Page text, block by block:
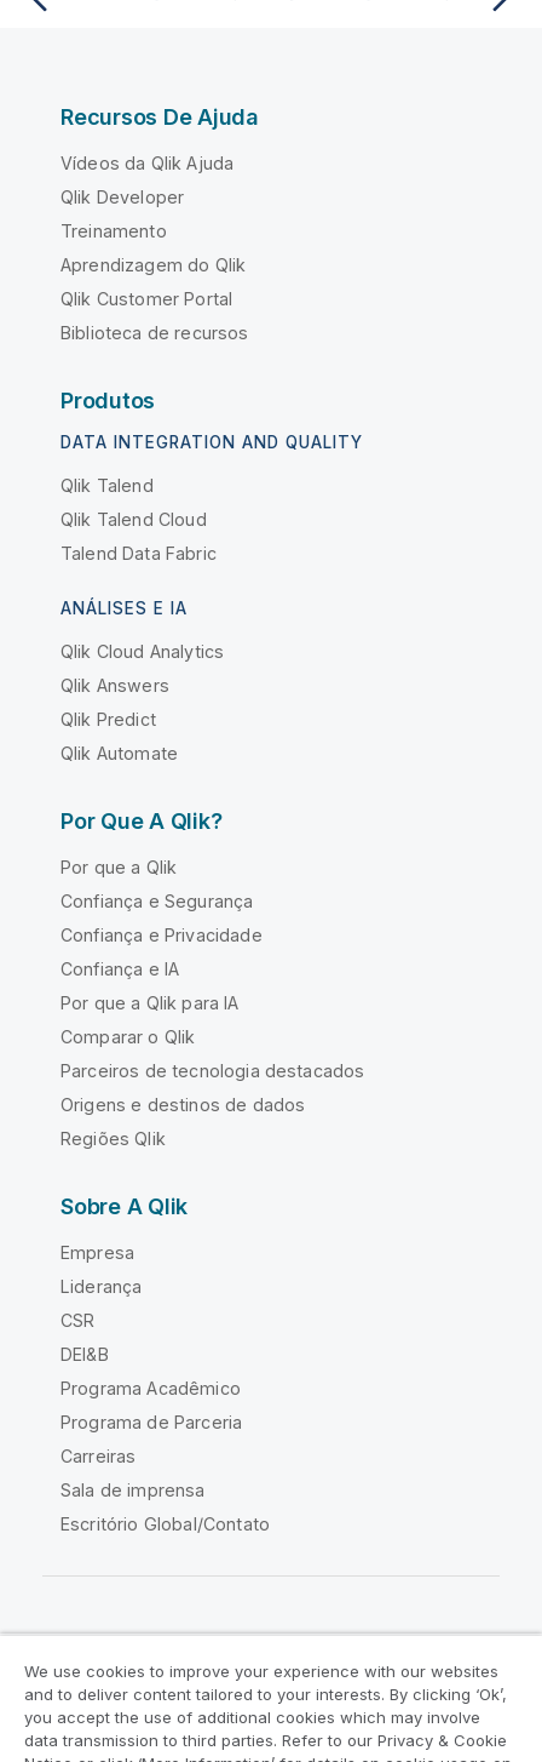
Recursos De Ajuda
Vídeos da Qlik Ajuda
Qlik Developer
Treinamento
Aprendizagem do Qlik
Qlik Customer Portal
Biblioteca de recursos
Produtos
DATA INTEGRATION AND QUALITY
Qlik Talend
Qlik Talend Cloud
Talend Data Fabric
ANÁLISES E IA
Qlik Cloud Analytics
Qlik Answers
Qlik Predict
Qlik Automate
Por Que A Qlik?
Por que a Qlik
Confiança e Segurança
Confiança e Privacidade
Confiança e IA
Por que a Qlik para IA
Comparar o Qlik
Parceiros de tecnologia destacados
Origens e destinos de dados
Regiões Qlik
Sobre A Qlik
Empresa
Liderança
CSR
DEI&B
Programa Acadêmico
Programa de Parceria
Carreiras
Sala de imprensa
Escritório Global/Contato
Acordos legais
Termos do produto
Legal Policies
Políticas Legais
We use cookies to improve your experience with our websites
and to deliver content tailored to your interests. By clicking ‘Ok’,
you accept the use of additional cookies which may involve
data transmission to third parties. Refer to our Privacy & Cookie